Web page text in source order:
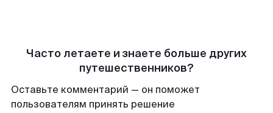
Часто летаете и знаете больше других
путешественников?
Оставьте комментарий — он поможет
пользователям принять решение